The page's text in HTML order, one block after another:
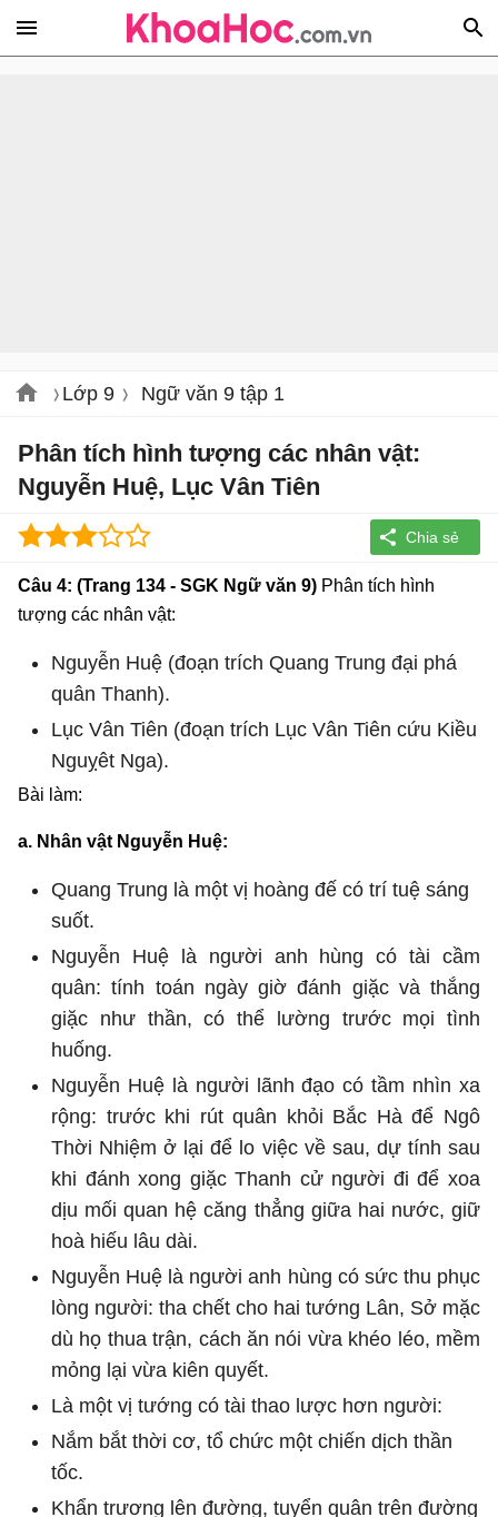
Lớp 9 Ngữ văn 9 tập 1
Phân tích hình tượng các nhân vật:
Nguyễn Huệ, Lục Vân Tiên
Câu 4: (Trang 134 - SGK Ngữ văn 9) Phân tích hình
tượng các nhân vật:
Nguyễn Huệ (đoạn trích Quang Trung đại phá
quân Thanh).
Lục Vân Tiên (đoạn trích Lục Vân Tiên cứu Kiều
Nguỵêt Nga).
Bài làm:
a. Nhân vật Nguyễn Huệ:
Quang Trung là một vị hoàng đế có trí tuệ sáng
suốt.
Nguyễn Huệ là người anh hùng có tài cầm
quân: tính toán ngày giờ đánh giặc và thắng
giặc như thần, có thể lường trước mọi tình
huống.
Nguyễn Huệ là người lãnh đạo có tầm nhìn xa
rộng: trước khi rút quân khỏi Bắc Hà để Ngô
Thời Nhiệm ở lại để lo việc về sau, dự tính sau
khi đánh xong giặc Thanh cử người đi để xoa
dịu mối quan hệ căng thẳng giữa hai nước, giữ
hoà hiếu lâu dài.
Nguyễn Huệ là người anh hùng có sức thu phục
lòng người: tha chết cho hai tướng Lân, Sở mặc
dù họ thua trận, cách ăn nói vừa khéo léo, mềm
mỏng lại vừa kiên quyết.
Là một vị tướng có tài thao lược hơn người:
Nắm bắt thời cơ, tổ chức một chiến dịch thần
tốc.
Khẩn trương lên đường, tuyển quân trên đường